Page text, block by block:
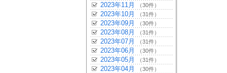
2023年11月 （30件）
2023年10月 （31件）
2023年09月 （30件）
2023年08月 （31件）
2023年07月 （31件）
2023年06月 （30件）
2023年05月 （31件）
2023年04月 （30件）